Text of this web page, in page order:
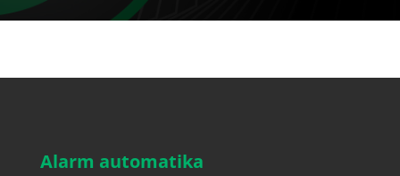
Alarm automatika